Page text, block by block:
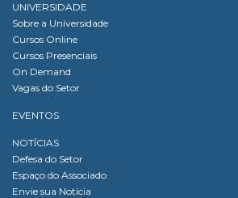
UNIVERSIDADE
Sobre a Universidade
Cursos Online
Cursos Presenciais
On Demand
Vagas do Setor
EVENTOS
NOTÍCIAS
Defesa do Setor
Espaço do Associado
Envie sua Notícia